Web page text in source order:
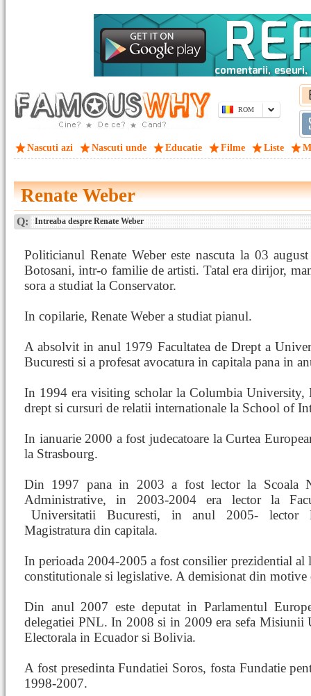
ROM
Nascuti azi Nascuti unde Educatie Filme Liste
Renate Weber
Q: Intreaba despre Renate Weber
Politicianul Renate Weber este nascuta la 03
Botosani, intr-o familie de artisti. Tatal era dirijor,
sora a studiat la Conservator.
In copilarie, Renate Weber a studiat pianul.
A absolvit in anul 1979 Facultatea de Drept a
Bucuresti si a profesat avocatura in capitala pana in
In 1994 era visiting scholar la Columbia University,
drept si cursuri de relatii internationale la School of
In ianuarie 2000 a fost judecatoare la Curtea
la Strasbourg.
Din 1997 pana in 2003 a fost lector la Scoala
Administrative, in 2003-2004 era lector la
Universitatii Bucuresti, in anul 2005- lector
Magistratura din capitala.
In perioada 2004-2005 a fost consilier prezidential al
constitutionale si legislative. A demisionat din motive
Din anul 2007 este deputat in Parlamentul
delegatiei PNL. In 2008 si in 2009 era sefa Misiunii
Electorala in Ecuador si Bolivia.
A fost presedinta Fundatiei Soros, fosta Fundatie
1998-2007.